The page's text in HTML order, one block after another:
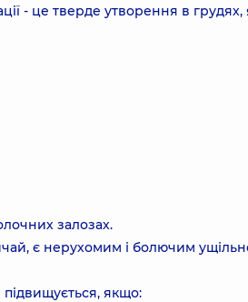
- це тверде утворення в грудях,
залозах.
є нерухомим і болючим
якщо: